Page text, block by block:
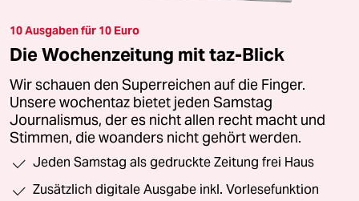
10 Ausgaben für 10 Euro
Die Wochenzeitung mit taz-Blick
Wir schauen den Superreichen auf die Finger.
Unsere wochentaz bietet jeden Samstag
Journalismus, der es nicht allen recht macht und
Stimmen, die woanders nicht gehört werden.
Jeden Samstag als gedruckte Zeitung frei Haus
Zusätzlich digitale Ausgabe inkl. Vorlesefunktion